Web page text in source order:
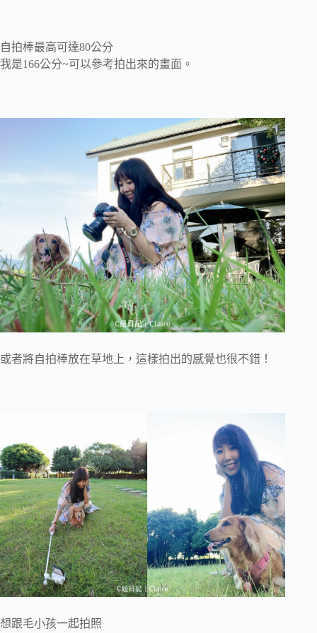
自拍棒最高可達80公分
我是166公分~可以參考拍出來的畫面。
或者將自拍棒放在草地上，這樣拍出的感覺也很不錯！
想跟毛小孩一起拍照